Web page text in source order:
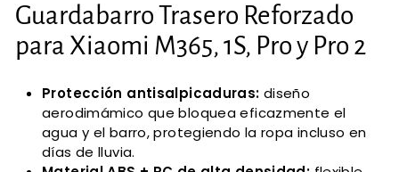
Guardabarro Trasero Reforzado
para Xiaomi M365, 1S, Pro y Pro 2
Protección antisalpicaduras: diseño
aerodimámico que bloquea eficazmente el
agua y el barro, protegiendo la ropa incluso en
días de lluvia.